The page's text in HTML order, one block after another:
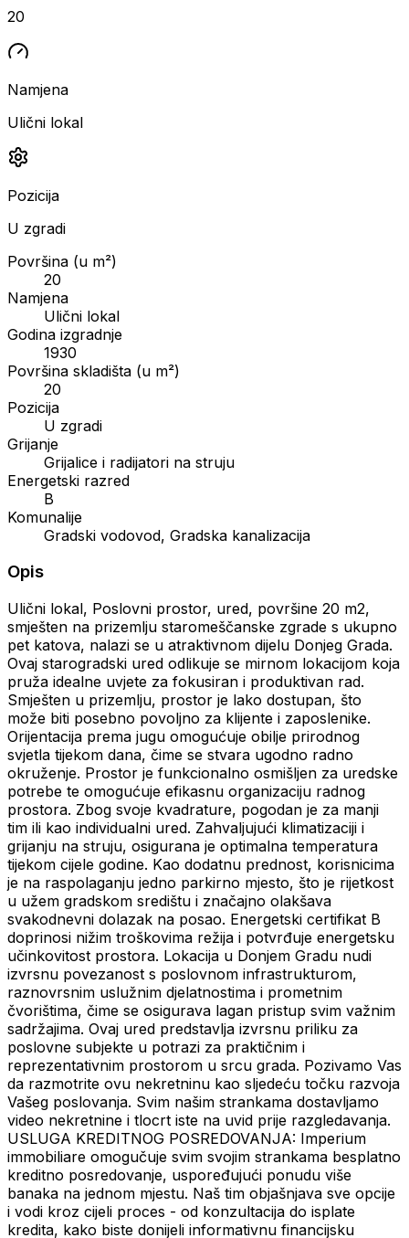
20
Namjena
Ulični lokal
Pozicija
U zgradi
Površina (u m²)
20
Namjena
Ulični lokal
Godina izgradnje
1930
Površina skladišta (u m²)
20
Pozicija
U zgradi
Grijanje
Grijalice i radijatori na struju
Energetski razred
B
Komunalije
Gradski vodovod, Gradska kanalizacija
Opis
Ulični lokal, Poslovni prostor, ured, površine 20 m2,
smješten na prizemlju staromeščanske zgrade s ukupno
pet katova, nalazi se u atraktivnom dijelu Donjeg Grada.
Ovaj starogradski ured odlikuje se mirnom lokacijom koja
pruža idealne uvjete za fokusiran i produktivan rad.
Smješten u prizemlju, prostor je lako dostupan, što
može biti posebno povoljno za klijente i zaposlenike.
Orijentacija prema jugu omogućuje obilje prirodnog
svjetla tijekom dana, čime se stvara ugodno radno
okruženje. Prostor je funkcionalno osmišljen za uredske
potrebe te omogućuje efikasnu organizaciju radnog
prostora. Zbog svoje kvadrature, pogodan je za manji
tim ili kao individualni ured. Zahvaljujući klimatizaciji i
grijanju na struju, osigurana je optimalna temperatura
tijekom cijele godine. Kao dodatnu prednost, korisnicima
je na raspolaganju jedno parkirno mjesto, što je rijetkost
u užem gradskom središtu i značajno olakšava
svakodnevni dolazak na posao. Energetski certifikat B
doprinosi nižim troškovima režija i potvrđuje energetsku
učinkovitost prostora. Lokacija u Donjem Gradu nudi
izvrsnu povezanost s poslovnom infrastrukturom,
raznovrsnim uslužnim djelatnostima i prometnim
čvorištima, čime se osigurava lagan pristup svim važnim
sadržajima. Ovaj ured predstavlja izvrsnu priliku za
poslovne subjekte u potrazi za praktičnim i
reprezentativnim prostorom u srcu grada. Pozivamo Vas
da razmotrite ovu nekretninu kao sljedeću točku razvoja
Vašeg poslovanja. Svim našim strankama dostavljamo
video nekretnine i tlocrt iste na uvid prije razgledavanja.
USLUGA KREDITNOG POSREDOVANJA: Imperium
immobiliare omogučuje svim svojim strankama besplatno
kreditno posredovanje, uspoređujući ponudu više
banaka na jednom mjestu. Naš tim objašnjava sve opcije
i vodi kroz cijeli proces - od konzultacija do isplate
kredita, kako biste donijeli informativnu financijsku